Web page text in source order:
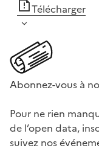
Télécharger
Abonnez-vous à
Pour ne rien
de l’open data,
suivez nos